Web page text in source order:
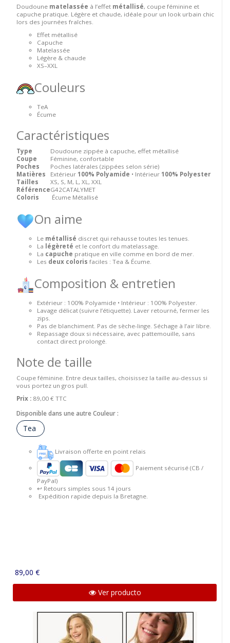
Doudoune matelassée à l’effet métallisé, coupe féminine et
capuche pratique. Légère et chaude, idéale pour un look urbain chic
lors des journées fraîches.
Effet métallisé
Capuche
Matelassée
Légère & chaude
XS–XXL
Couleurs
TeA
Écume
Caractéristiques
Type
Doudoune zippée à capuche, effet métallisé
Coupe
Féminine, confortable
Poches
Poches latérales (zippées selon série)
Matières
Extérieur 100% Polyamide • Intérieur 100% Polyester
Tailles
XS, S, M, L, XL, XXL
RéférenceG42CATALYMET
Coloris
Écume Métallisé
On aime
Le métallisé discret qui rehausse toutes les tenues.
La légèreté et le confort du matelassage.
La capuche pratique en ville comme en bord de mer.
Les deux coloris faciles : Tea & Écume.
Composition & entretien
Extérieur : 100% Polyamide • Intérieur : 100% Polyester.
Lavage délicat (suivre l’étiquette). Laver retourné, fermer les
zips.
Pas de blanchiment. Pas de sèche-linge. Séchage à l’air libre.
Repassage doux si nécessaire, avec pattemouille, sans
contact direct prolongé.
Note de taille
Coupe féminine. Entre deux tailles, choisissez la taille au-dessus si
vous portez un gros pull.
Prix : 89,00 € TTC
Disponible dans une autre Couleur :
Tea
Livraison offerte en point relais
Paiement sécurisé (CB /
PayPal)
↩️ Retours simples sous 14 jours
Expédition rapide depuis la Bretagne.
89,00 €
Ver producto